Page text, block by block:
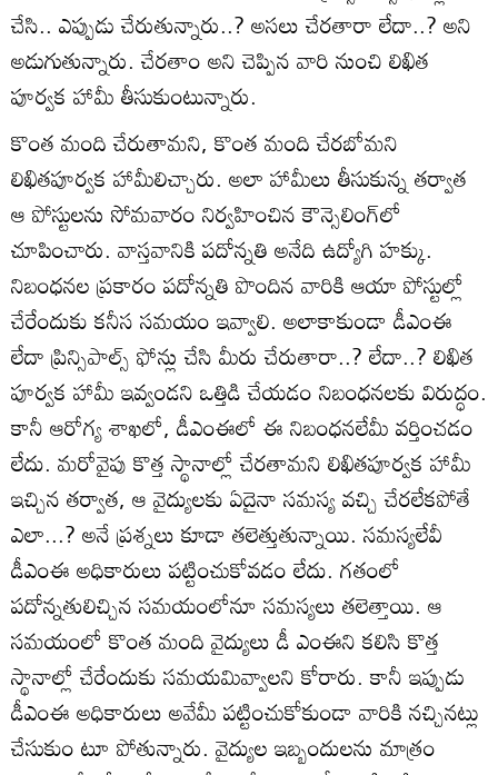
చేసి.. ఎప్పుడు చేరుతున్నారు..? అసలు చేరతారా లేదా..? అని
అడుగుతున్నారు. చేరతాం అని చెప్పిన వారి నుంచి లిఖిత
పూర్వక హామీ తీసుకుంటున్నారు.
కొంత మంది చేరుతామని, కొంత మంది చేరబోమని
లిఖితపూర్వక హామీలిచ్చారు. అలా హామీలు తీసుకున్న తర్వాత
ఆ పోస్టులను సోమవారం నిర్వహించిన కౌన్సెలింగ్‌లో
చూపించారు. వాస్తవానికి పదోన్నతి అనేది ఉద్యోగి హక్కు.
నిబంధనల ప్రకారం పదోన్నతి పొందిన వారికి ఆయా పోస్టుల్లో
చేరేందుకు కనీస సమయం ఇవ్వాలి. అలాకాకుండా డీఎంఈ
లేదా ప్రిన్సిపాల్స్‌ ఫోన్లు చేసి మీరు చేరుతారా..? లేదా..? లిఖిత
పూర్వక హామీ ఇవ్వండని ఒత్తిడి చేయడం నిబంధనలకు విరుద్ధం.
కానీ ఆరోగ్య శాఖలో, డీఎంఈలో ఈ నిబంధనలేమీ వర్తించడం
లేదు. మరోవైపు కొత్త స్థానాల్లో చేరతామని లిఖితపూర్వక హామీ
ఇచ్చిన తర్వాత, ఆ వైద్యులకు ఏదైనా సమస్య వచ్చి చేరలేకపోతే
ఎలా...? అనే ప్రశ్నలు కూడా తలెత్తుతున్నాయి. సమస్యలేవీ
డీఎంఈ అధికారులు పట్టించుకోవడం లేదు. గతంలో
పదోన్నతులిచ్చిన సమయంలోనూ సమస్యలు తలెత్తాయి. ఆ
సమయంలో కొంత మంది వైద్యులు డీ ఎంఈని కలిసి కొత్త
స్థానాల్లో చేరేందుకు సమయమివ్వాలని కోరారు. కానీ ఇప్పుడు
డీఎంఈ అధికారులు అవేమీ పట్టించుకోకుండా వారికి నచ్చినట్లు
చేసుకుం టూ పోతున్నారు. వైద్యుల ఇబ్బందులను మాత్రం